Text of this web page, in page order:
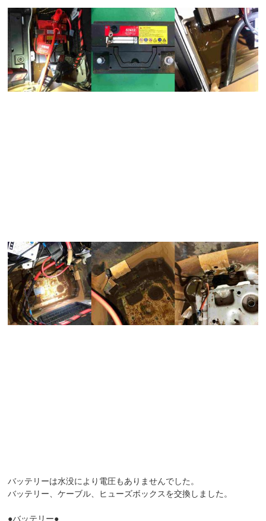
バッテリーは水没により電圧もありませんでした。
バッテリー、ケーブル、ヒューズボックスを交換しました。
●バッテリー●